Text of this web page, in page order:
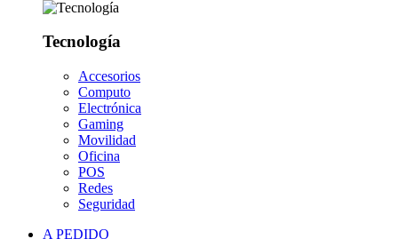
Tecnología
Accesorios
Computo
Electrónica
Gaming
Movilidad
Oficina
POS
Redes
Seguridad
A PEDIDO